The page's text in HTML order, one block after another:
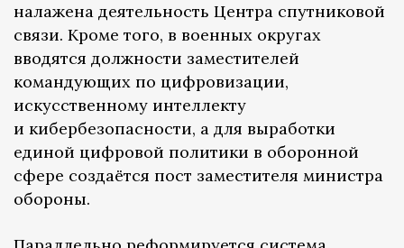
налажена деятельность Центра спутниковой
связи. Кроме того, в военных округах
вводятся должности заместителей
командующих по цифровизации,
искусственному интеллекту
и кибербезопасности, а для выработки
единой цифровой политики в оборонной
сфере создаётся пост заместителя министра
обороны.